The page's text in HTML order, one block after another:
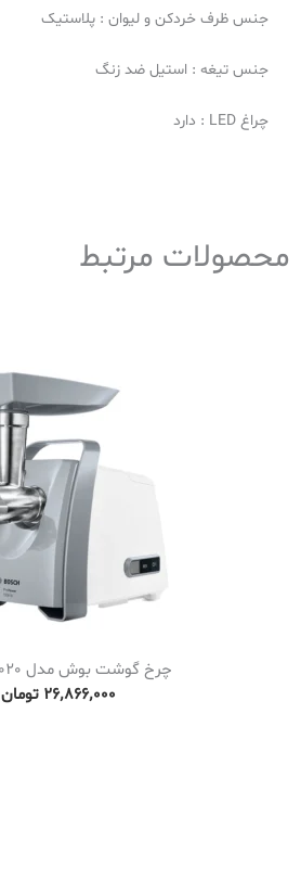
جنس ظرف خردکن و لیوان : پلاستیک
جنس تیغه : استیل ضد زنگ
چراغ LED : دارد
محصولات مرتبط
چرخ گوشت بوش مدل MFW66020
۲۶٬۸۶۶٬۰۰۰ تومان